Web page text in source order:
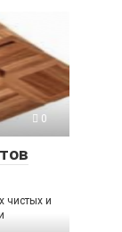
0
чистых и